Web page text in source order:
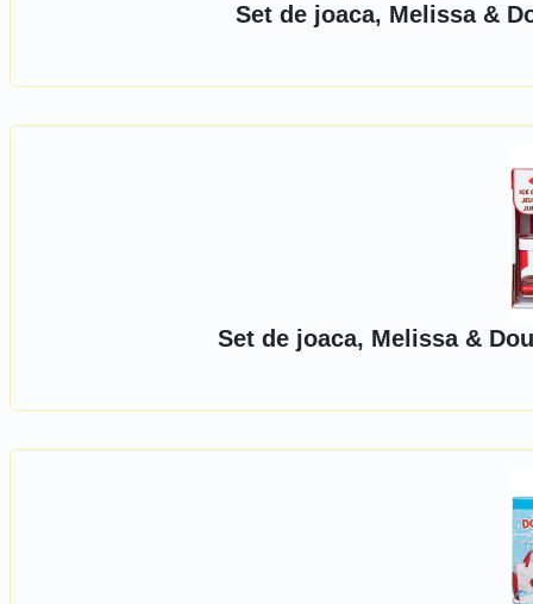
Set de joaca, Melissa &
Set de joaca, Melissa &